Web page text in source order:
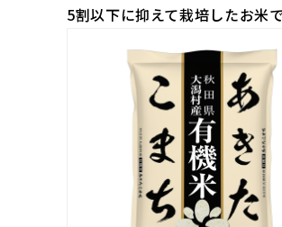
5割以下に抑えて栽培したお米で